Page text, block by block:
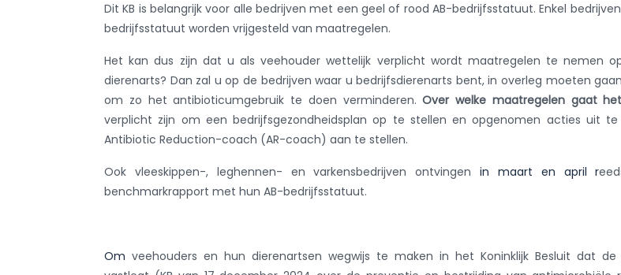
Dit KB is belangrijk voor alle bedrijven met een geel of rood AB-bedrijfsstatuut. Enkel
bedrijfsstatuut worden vrijgesteld van maatregelen.
Het kan dus zijn dat u als veehouder wettelijk verplicht wordt maatregelen te nemen
dierenarts? Dan zal u op de bedrijven waar u bedrijfsdierenarts bent, in overleg moeten
om zo het antibioticumgebruik te doen verminderen.Over welke maatregelen gaat
verplicht zijn om een bedrijfsgezondheidsplan op te stellen en opgenomen acties uit
Antibiotic Reduction-coach (AR-coach) aan te stellen.
Ook vleeskippen-, leghennen- en varkensbedrijven ontvingen in maart en april r
benchmarkrapport met hun AB-bedrijfsstatuut.
Om veehouders en hun dierenartsen wegwijs te maken in het Koninklijk Besluit dat de